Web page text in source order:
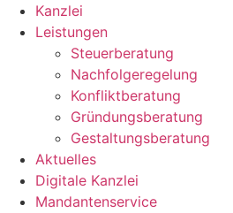
Kanzlei
Leistungen
Steuerberatung
Nachfolgeregelung
Konfliktberatung
Gründungsberatung
Gestaltungsberatung
Aktuelles
Digitale Kanzlei
Mandantenservice